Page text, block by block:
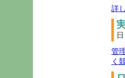
詳
日
管
く